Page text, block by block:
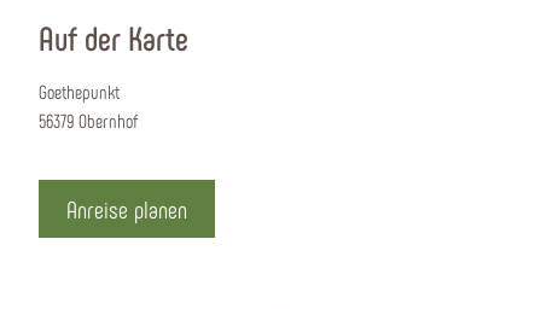
Auf der Karte
Goethepunkt
56379 Obernhof
Anreise planen